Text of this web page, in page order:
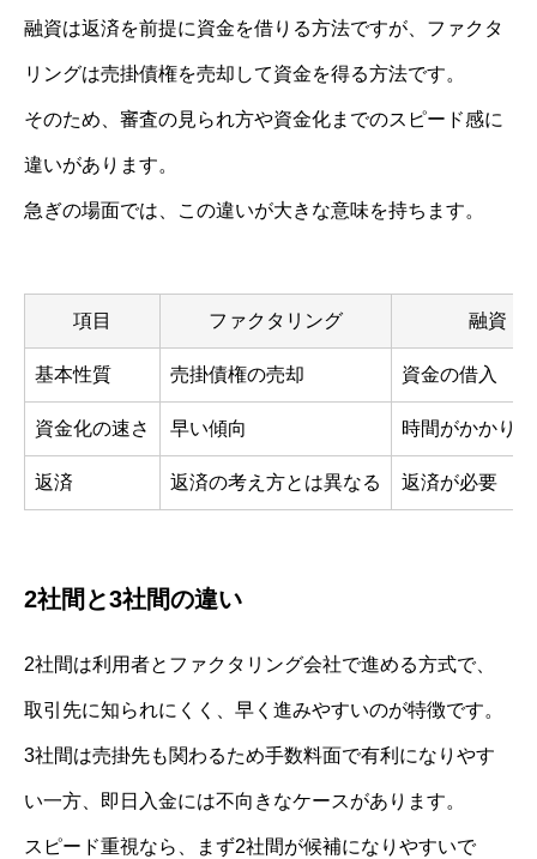
融資は返済を前提に資金を借りる方法ですが、ファクタ
リングは売掛債権を売却して資金を得る方法です。
そのため、審査の見られ方や資金化までのスピード感に
違いがあります。
急ぎの場面では、この違いが大きな意味を持ちます。
項目 ファクタリング 融資
基本性質 売掛債権の売却 資金の借入
資金化の速さ 早い傾向 時間がかかり
返済 返済の考え方とは異なる 返済が必要
2社間と3社間の違い
2社間は利用者とファクタリング会社で進める方式で、
取引先に知られにくく、早く進みやすいのが特徴です。
3社間は売掛先も関わるため手数料面で有利になりやす
い一方、即日入金には不向きなケースがあります。
スピード重視なら、まず2社間が候補になりやすいで